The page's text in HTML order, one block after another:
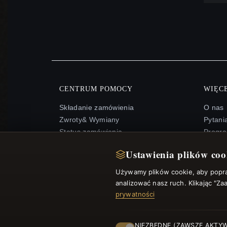
Ustawienia plików
Używamy plików cookie, aby
analizować nasz ruch. Klikając
prywatności
NIEZBĘDNE (ZAWSZE
CENTRUM POMOCY
Składanie zamówienia
Zwroty& Wymiany
Status zamówienia
Moje konto& Nagrody
Skontaktuj się z nami
O nas
FAQ: